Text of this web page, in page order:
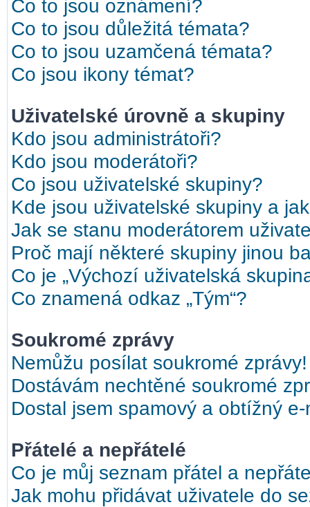
Co to jsou oznámení?
Co to jsou důležitá témata?
Co to jsou uzamčená témata?
Co jsou ikony témat?
Uživatelské úrovně a skupiny
Kdo jsou administrátoři?
Kdo jsou moderátoři?
Co jsou uživatelské skupiny?
Kde jsou uživatelské skupiny a
Jak se stanu moderátorem
Proč mají některé skupiny jinou
Co je „Výchozí uživatelská
Co znamená odkaz „Tým“?
Soukromé zprávy
Nemůžu posílat soukromé zprávy!
Dostávám nechtěné soukromé
Dostal jsem spamový a obtížný
Přátelé a nepřátelé
Co je můj seznam přátel a
Jak mohu přidávat uživatele do